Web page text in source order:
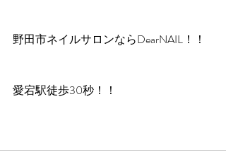
野田市ネイルサロンならDearNAIL！！
愛宕駅徒歩30秒！！